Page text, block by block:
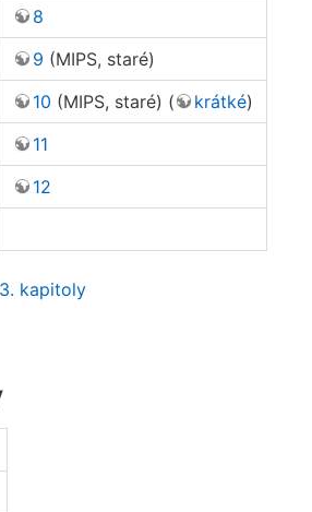
8
9 (MIPS, staré)
10 (MIPS, staré) ( krátké)
11
12
kapitoly